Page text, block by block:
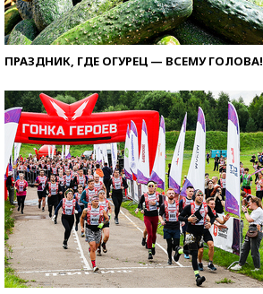
ПРАЗДНИК, ГДЕ ОГУРЕЦ — ВСЕМУ ГОЛОВА!